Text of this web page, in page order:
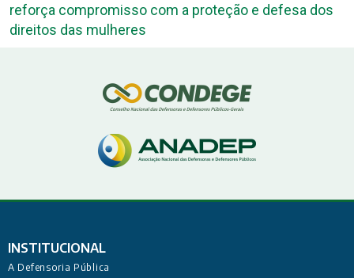
reforça compromisso com a proteção e defesa dos
direitos das mulheres
INSTITUCIONAL
A Defensoria Pública